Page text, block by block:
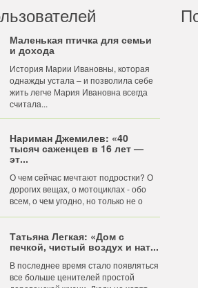
Маленькая птичка для семьи
и дохода
История Марии Ивановны, которая
однажды устала – и позволила себе
жить легче Мария Ивановна всегда
считала...
Нариман Джемилев: «40
тысяч саженцев в 16 лет —
эт...
О чем сейчас мечтают подростки? О
дорогих вещах, о мотоциклах - обо
всем, о чем угодно, но только не о
Татьяна Легкая: «Дом с
печкой, чистый воздух и нат...
В последнее время стало появляться
все больше ценителей простой